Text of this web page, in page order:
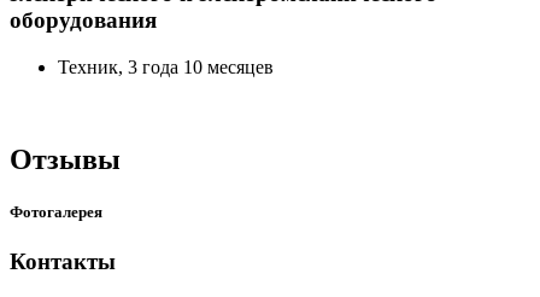
оборудования
Техник, 3 года 10 месяцев
Отзывы
Фотогалерея
Контакты